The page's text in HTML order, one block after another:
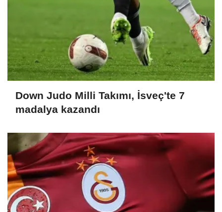
Down Judo Milli Takımı, İsveç'te 7
madalya kazandı